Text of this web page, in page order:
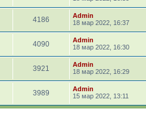
4186
Admin
18 мар 2022, 16:37
4090
Admin
18 мар 2022, 16:30
3921
Admin
18 мар 2022, 16:29
3989
Admin
15 мар 2022, 13:11